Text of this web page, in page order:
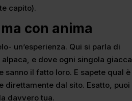
capito).
con anima
un’esperienza. Qui si parla di
e dove ogni singola giacca
sanno il fatto loro. E sapete qual è
direttamente dal sito. Esatto, puoi
davvero tua.